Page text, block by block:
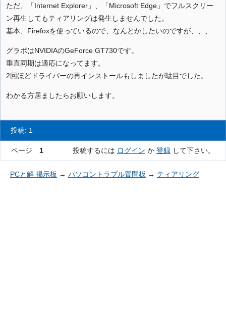
ただ、「Internet Explorer」、「Microsoft Edge」でフルスクリー
ン再生してもティアリングは発生しませんでした。
基本、Firefoxを使っているので、なんとかしたいのですが、、、
グラボはNVIDIAのGeForce GT730です。
垂直同期は適応になってます。
2回ほどドライバーの再インストールもしましたが駄目でした。
わかる方居ましたらお願いします。
投稿: 1
ページ 1 投稿するには ログイン か 登録 して下さい。
PCと解 掲示板 → パソコントラブル質問板 → ティアリング